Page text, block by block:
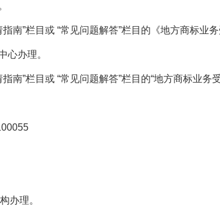
指南”栏目或 “常见问题解答”栏目的《地方商标业务
心办理。
指南”栏目或 “常见问题解答”栏目的“地方商标业务
办理。